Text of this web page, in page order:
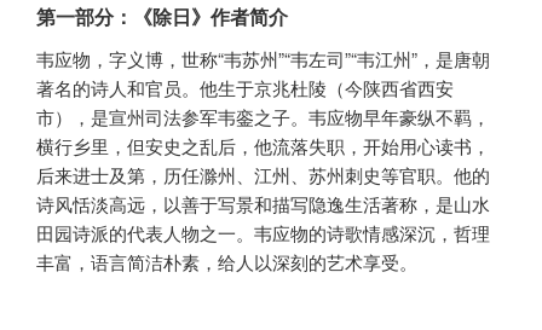
第一部分：《除日》作者简介
韦应物，字义博，世称“韦苏州”“韦左司”“韦江州”，是唐朝
著名的诗人和官员。他生于京兆杜陵（今陕西省西安
市），是宣州司法参军韦銮之子。韦应物早年豪纵不羁，
横行乡里，但安史之乱后，他流落失职，开始用心读书，
后来进士及第，历任滁州、江州、苏州刺史等官职。他的
诗风恬淡高远，以善于写景和描写隐逸生活著称，是山水
田园诗派的代表人物之一。韦应物的诗歌情感深沉，哲理
丰富，语言简洁朴素，给人以深刻的艺术享受。